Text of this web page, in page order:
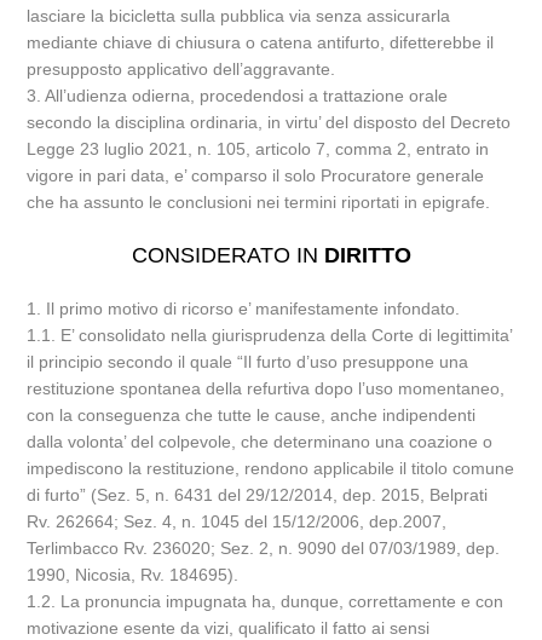
lasciare la bicicletta sulla pubblica via senza assicurarla
mediante chiave di chiusura o catena antifurto, difetterebbe il
presupposto applicativo dell’aggravante.
3. All’udienza odierna, procedendosi a trattazione orale
secondo la disciplina ordinaria, in virtu’ del disposto del Decreto
Legge 23 luglio 2021, n. 105, articolo 7, comma 2, entrato in
vigore in pari data, e’ comparso il solo Procuratore generale
che ha assunto le conclusioni nei termini riportati in epigrafe.
CONSIDERATO IN DIRITTO
1. Il primo motivo di ricorso e’ manifestamente infondato.
1.1. E’ consolidato nella giurisprudenza della Corte di legittimita’
il principio secondo il quale “Il furto d’uso presuppone una
restituzione spontanea della refurtiva dopo l’uso momentaneo,
con la conseguenza che tutte le cause, anche indipendenti
dalla volonta’ del colpevole, che determinano una coazione o
impediscono la restituzione, rendono applicabile il titolo comune
di furto” (Sez. 5, n. 6431 del 29/12/2014, dep. 2015, Belprati
Rv. 262664; Sez. 4, n. 1045 del 15/12/2006, dep.2007,
Terlimbacco Rv. 236020; Sez. 2, n. 9090 del 07/03/1989, dep.
1990, Nicosia, Rv. 184695).
1.2. La pronuncia impugnata ha, dunque, correttamente e con
motivazione esente da vizi, qualificato il fatto ai sensi